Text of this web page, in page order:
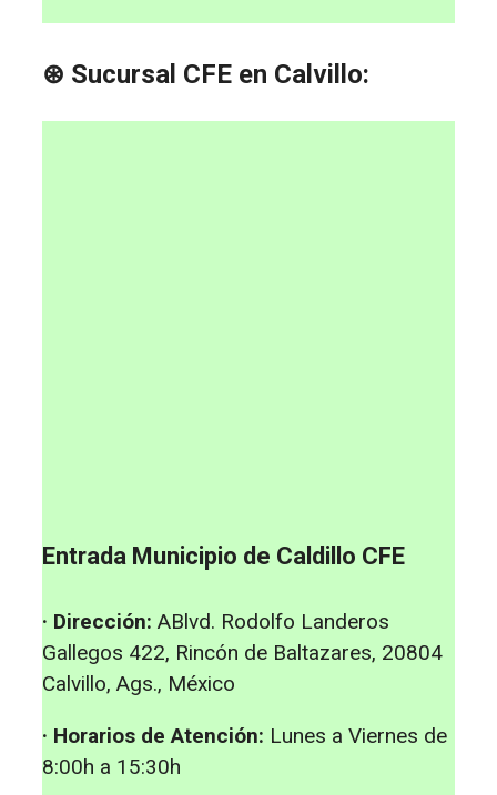
⊛ Sucursal CFE en Calvillo:
Entrada Municipio de Caldillo CFE
· Dirección: ABlvd. Rodolfo Landeros
Gallegos 422, Rincón de Baltazares, 20804
Calvillo, Ags., México
· Horarios de Atención: Lunes a Viernes de
8:00h a 15:30h